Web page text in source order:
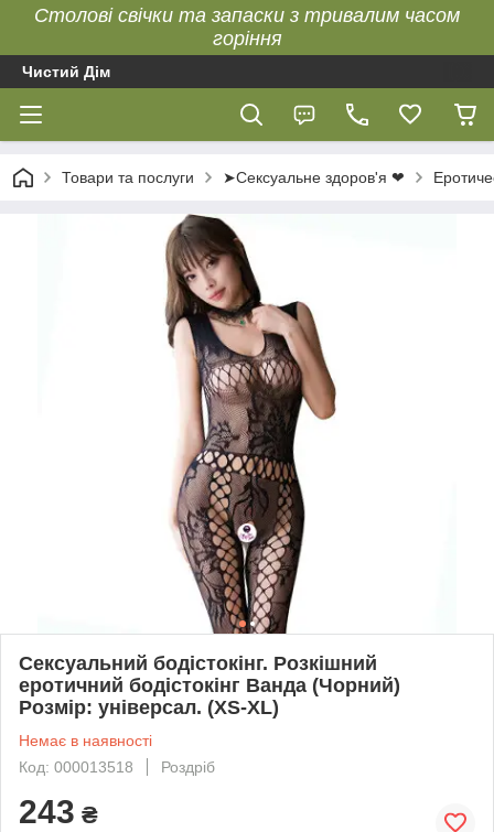
Столові свічки та запаски з тривалим часом
горіння
Чистий Дім
Товари та послуги ➤Сексуальне здоров'я ❤
Сексуальний бодістокінг. Розкішний
еротичний бодістокінг Ванда (Чорний)
Розмір: універсал. (XS-XL)
Немає в наявності
Код: 000013518
Роздріб
243 ₴